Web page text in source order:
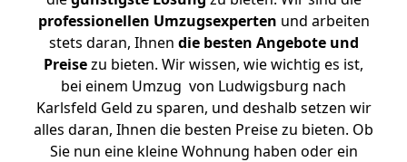
professionellen Umzugsexperten und arbeiten
stets daran, Ihnen die besten Angebote und
Preisezu bieten. Wir wissen, wie wichtig es ist,
bei einem Umzug von Ludwigsburg nach
Karlsfeld Geld zu sparen, und deshalb setzen wir
alles daran, Ihnen die besten Preise zu bieten. Ob
Sie nun eine kleine Wohnung haben oder ein